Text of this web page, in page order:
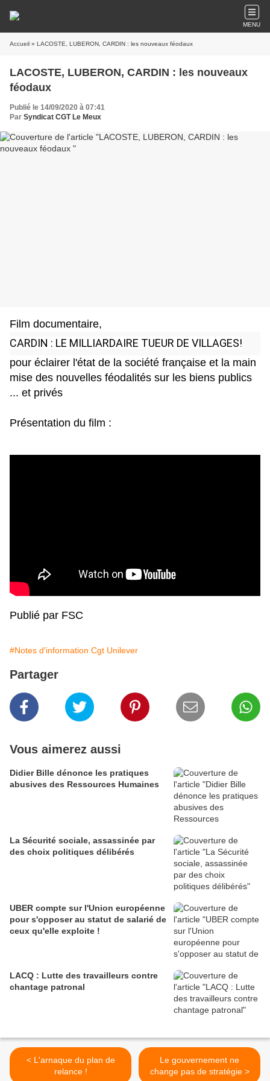
MENU
Accueil » LACOSTE, LUBERON, CARDIN : les nouveaux féodaux
LACOSTE, LUBERON, CARDIN : les nouveaux
féodaux
Publié le 14/09/2020 à 07:41
Par Syndicat CGT Le Meux
Film documentaire,
CARDIN : LE MILLIARDAIRE TUEUR DE VILLAGES!
pour éclairer l'état de la société française et la main
mise des nouvelles féodalités sur les biens publics
... et privés
Présentation du film :
Publié par FSC
#Notes d'information Cgt Unilever
Partager
Vous aimerez aussi
Didier Bille dénonce les pratiques
abusives des Ressources Humaines
La Sécurité sociale, assassinée par
des choix politiques délibérés
UBER compte sur l'Union européenne
pour s'opposer au statut de salarié de
ceux qu'elle exploite !
LACQ : Lutte des travailleurs contre
chantage patronal
< L'arnaque du plan de
relance !
Le gouvernement ne
change pas de stratégie >